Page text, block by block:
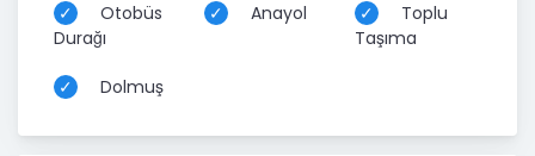
Otobüs
Durağı
Anayol
Toplu
Taşıma
Dolmuş